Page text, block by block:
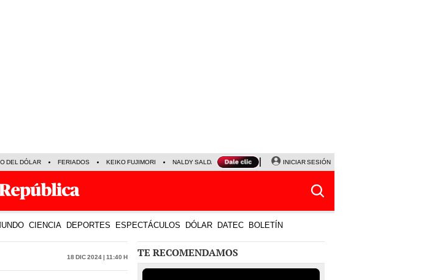
DEL DÓLAR FERIADOS KEIKO FUJIMORI NALDY SALDAÑA JAVIER MILEI PARTIDOS DE HOY
INICIAR SESIÓN
CIENCIA DEPORTES ESPECTÁCULOS DÓLAR DATEC BOLETÍN
18 Dic 2024 | 11:40 h TE RECOMENDAMOS